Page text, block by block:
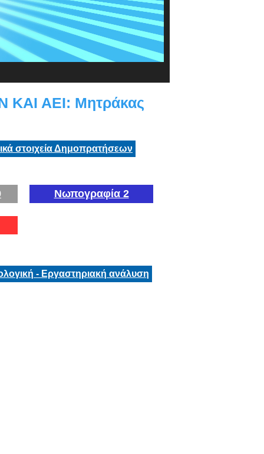
ΑΕΙ: Μητράκας
στοιχεία Δημοπρατήσεων
Νωπογραφία 2
- Εργαστηριακή ανάλυση